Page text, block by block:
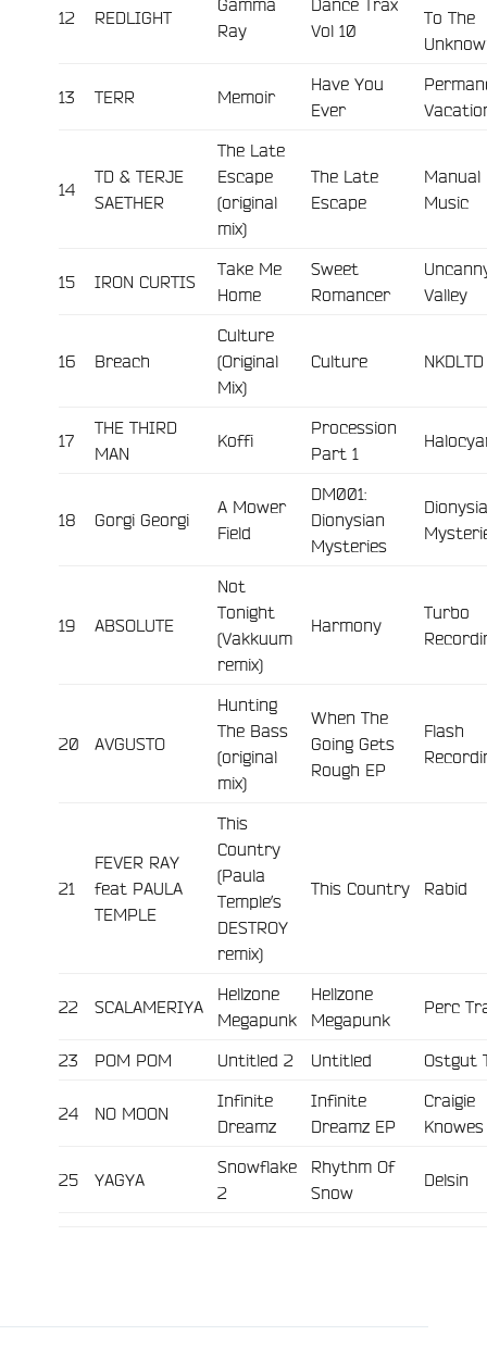
12 REDLIGHT
Ray
Vol 10
To The
13 TERR Memoir
Have You
Ever
14
TD & TERJE
SAETHER
The Late
Escape
(original
mix)
The Late
Escape
Manual
Music
15 IRON CURTIS
Take Me
Home
Sweet
Romancer
Valley
16 Breach
Culture
(Original
Mix)
Culture NKDLTD
17
THE THIRD
MAN
Koffi
Procession
Part 1
18 Gorgi Georgi
A Mower
Field
DM001:
Dionysian
Mysteries
19 ABSOLUTE
Not
Tonight
(Vakkuum
remix)
Harmony
Turbo
20 AVGUSTO
Hunting
The Bass
(original
mix)
When The
Going Gets
Rough EP
Flash
21
FEVER RAY
feat PAULA
TEMPLE
This
Country
(Paula
Temple’s
DESTROY
remix)
This Country Rabid
22 SCALAMERIYA
Hellzone
Megapunk
Hellzone
Megapunk
Perc
23 POM POM Untitled 2 Untitled Ostgut
24 NO MOON
Infinite
Dreamz
Infinite
Dreamz EP
Craigie
Knowes
25 YAGYA
Snowflake
2
Rhythm Of
Snow
Delsin